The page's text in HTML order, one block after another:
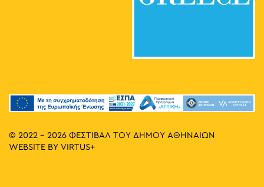
© 2022 - 2026 ΦΕΣΤΙΒΑΛ ΤΟΥ ΔΗΜΟΥ ΑΘΗΝΑΙΩΝ
WEBSITE BY VIRTUS+